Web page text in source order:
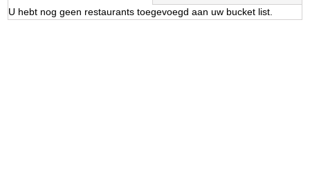
U hebt nog geen restaurants toegevoegd aan uw bucket list.